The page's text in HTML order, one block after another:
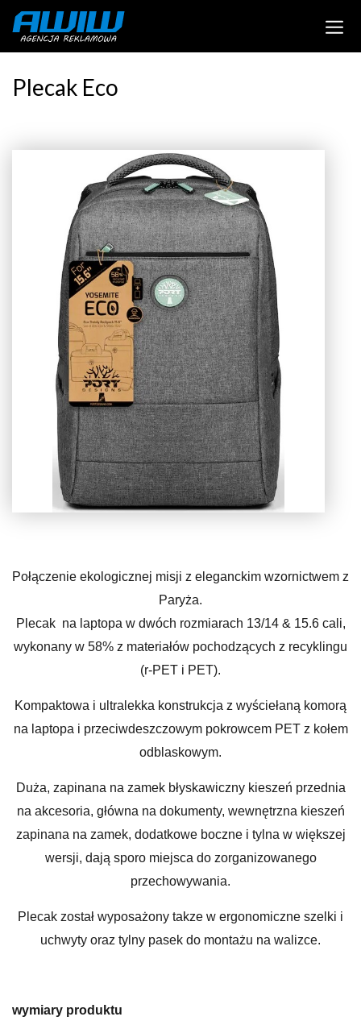
Plecak Eco
Połączenie ekologicznej misji z eleganckim wzornictwem z
Paryża.
Plecak na laptopa w dwóch rozmiarach 13/14 & 15.6 cali,
wykonany w 58% z materiałów pochodzących z recyklingu
(r-PET i PET).
Kompaktowa i ultralekka konstrukcja z wyściełaną komorą
na laptopa i przeciwdeszczowym pokrowcem PET z kołem
odblaskowym.
Duża, zapinana na zamek błyskawiczny kieszeń przednia
na akcesoria, główna na dokumenty, wewnętrzna kieszeń
zapinana na zamek, dodatkowe boczne i tylna w większej
wersji, dają sporo miejsca do zorganizowanego
przechowywania.
Plecak został wyposażony takze w ergonomiczne szelki i
uchwyty oraz tylny pasek do montażu na walizce.
wymiary produktu